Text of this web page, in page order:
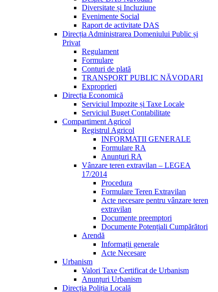
Diversitate și Incluziune
Evenimente Social
Raport de activitate DAS
Direcția Administrarea Domeniului Public și
Privat
Regulament
Formulare
Conturi de plată
TRANSPORT PUBLIC NĂVODARI
Exproprieri
Direcția Economică
Serviciul Impozite și Taxe Locale
Serviciul Buget Contabilitate
Compartiment Agricol
Registrul Agricol
INFORMATII GENERALE
Formulare RA
Anunțuri RA
Vânzare teren extravilan – LEGEA
17/2014
Procedura
Formulare Teren Extravilan
Acte necesare pentru vânzare teren
extravilan
Documente preemptori
Documente Potențiali Cumpărători
Arendă
Informații generale
Acte Necesare
Urbanism
Valori Taxe Certificat de Urbanism
Anunțuri Urbanism
Direcția Poliția Locală